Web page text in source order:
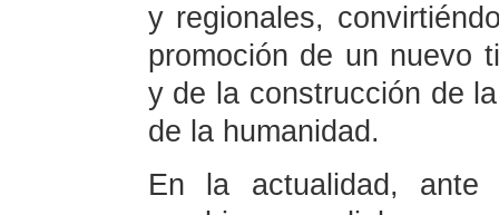
y regionales,
promoción de un nuevo
y de la construcción de
de la humanidad.
En la actualidad,